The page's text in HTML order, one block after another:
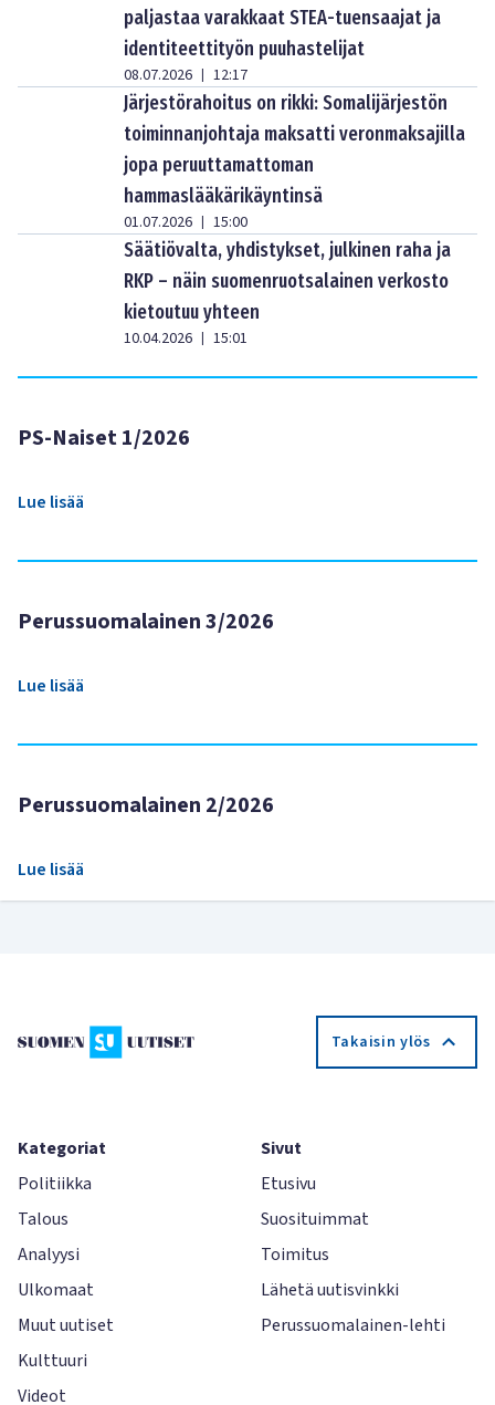
paljastaa varakkaat STEA-tuensaajat ja
identiteettityön puuhastelijat
08.07.2026 | 12:17
Järjestörahoitus on rikki: Somalijärjestön
toiminnanjohtaja maksatti veronmaksajilla
jopa peruuttamattoman
hammaslääkärikäyntinsä
01.07.2026 | 15:00
Säätiövalta, yhdistykset, julkinen raha ja
RKP – näin suomenruotsalainen verkosto
kietoutuu yhteen
10.04.2026 | 15:01
PS-Naiset 1/2026
Lue lisää
Perussuomalainen 3/2026
Lue lisää
Perussuomalainen 2/2026
Lue lisää
Takaisin ylös
Kategoriat
Politiikka
Talous
Analyysi
Ulkomaat
Muut uutiset
Kulttuuri
Videot
Sivut
Etusivu
Suosituimmat
Toimitus
Lähetä uutisvinkki
Perussuomalainen-lehti